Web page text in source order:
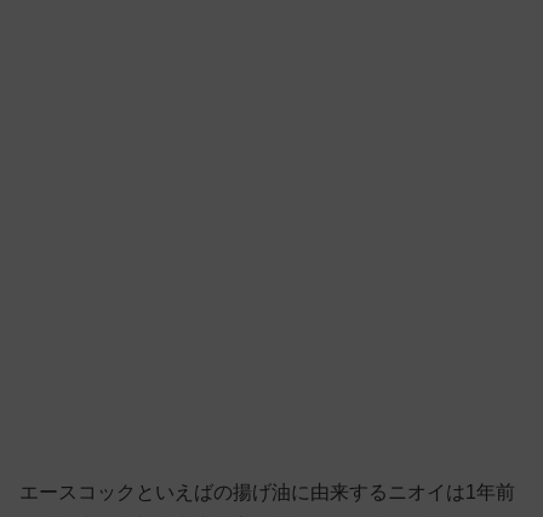
エースコックといえばの揚げ油に由来するニオイは1年前